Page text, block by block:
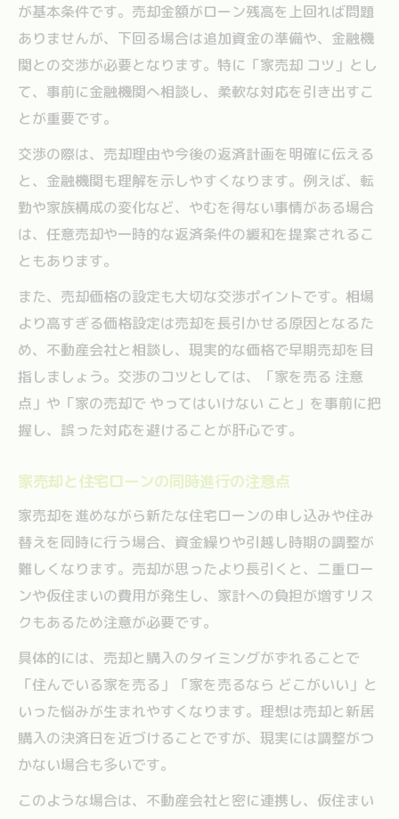
が基本条件です。売却金額がローン残高を上回れば問題
ありませんが、下回る場合は追加資金の準備や、金融機
関との交渉が必要となります。特に「家売却 コツ」とし
て、事前に金融機関へ相談し、柔軟な対応を引き出すこ
とが重要です。
交渉の際は、売却理由や今後の返済計画を明確に伝える
と、金融機関も理解を示しやすくなります。例えば、転
勤や家族構成の変化など、やむを得ない事情がある場合
は、任意売却や一時的な返済条件の緩和を提案されるこ
ともあります。
また、売却価格の設定も大切な交渉ポイントです。相場
より高すぎる価格設定は売却を長引かせる原因となるた
め、不動産会社と相談し、現実的な価格で早期売却を目
指しましょう。交渉のコツとしては、「家を売る 注意
点」や「家の売却で やってはいけない こと」を事前に把
握し、誤った対応を避けることが肝心です。
家売却と住宅ローンの同時進行の注意点
家売却を進めながら新たな住宅ローンの申し込みや住み
替えを同時に行う場合、資金繰りや引越し時期の調整が
難しくなります。売却が思ったより長引くと、二重ロー
ンや仮住まいの費用が発生し、家計への負担が増すリス
クもあるため注意が必要です。
具体的には、売却と購入のタイミングがずれることで
「住んでいる家を売る」「家を売るなら どこがいい」と
いった悩みが生まれやすくなります。理想は売却と新居
購入の決済日を近づけることですが、現実には調整がつ
かない場合も多いです。
このような場合は、不動産会社と密に連携し、仮住まい